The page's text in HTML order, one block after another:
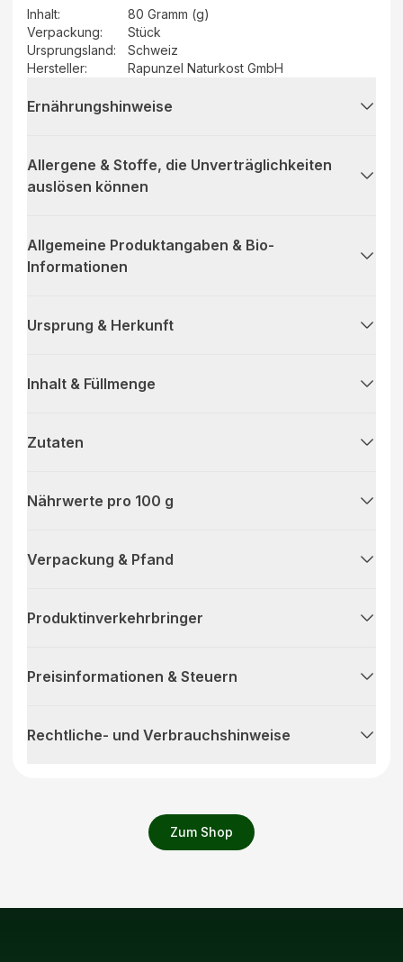
Zum Shop
Inhalt:
80 Gramm (g)
Verpackung:
Stück
Ursprungsland:
Schweiz
Hersteller: Rapunzel Naturkost GmbH
Ernährungshinweise
Allergene & Stoffe, die Unverträglichkeiten
auslösen können
Allgemeine Produktangaben & Bio-
Informationen
Ursprung & Herkunft
Inhalt & Füllmenge
Zutaten
Nährwerte pro 100 g
Verpackung & Pfand
Produktinverkehrbringer
Preisinformationen & Steuern
Rechtliche- und Verbrauchshinweise